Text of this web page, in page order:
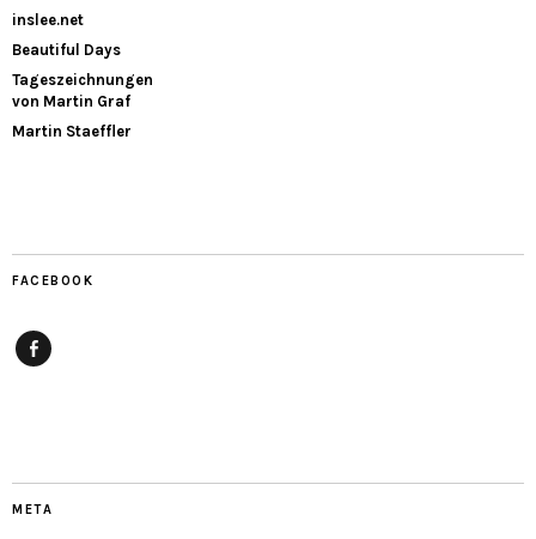
inslee.net
Beautiful Days
Tageszeichnungen
von Martin Graf
Martin Staeffler
FACEBOOK
META